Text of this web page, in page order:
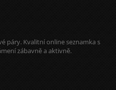
páry. Kvalitní online seznamka s
zábavně a aktivně.